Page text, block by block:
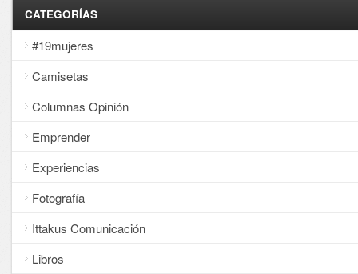
CATEGORÍAS
#19mujeres
Camisetas
Columnas Opinión
Emprender
Experiencias
Fotografía
Ittakus Comunicación
Libros